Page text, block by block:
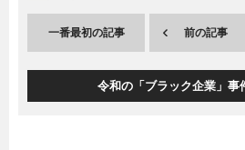
一番最初の記事 前の記事
令和の「ブラック企業」事